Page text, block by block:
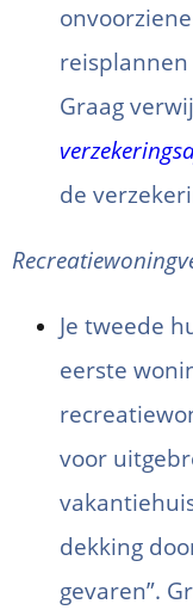
Graag
de
Je tweede
eerste
voor
dekking
gevaren”.